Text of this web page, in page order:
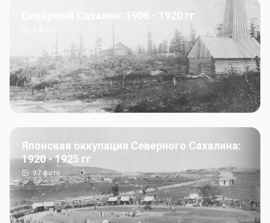
Северный Сахалин: 1906 - 1920 гг
Японская оккупация Северного Сахалина:
1920 - 1925 гг
97 фото